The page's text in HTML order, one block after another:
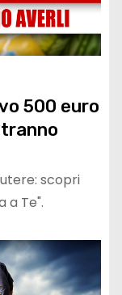
500 euro
scopri
a Te".